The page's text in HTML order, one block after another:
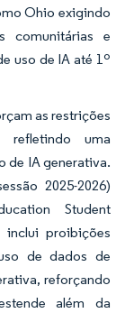
Ohio exigindo
comunitárias e
uso de IA até 1º
as restrições
uma
de IA generativa.
2025-2026)
Student
inclui proibições
de dados de
reforçando
além da